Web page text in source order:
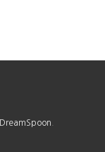
DreamSpoon